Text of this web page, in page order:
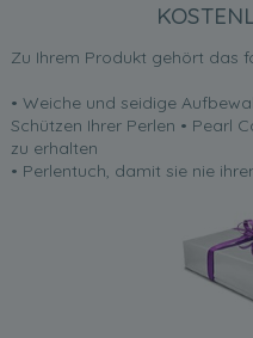
Zu Ihrem Produkt gehört das
• Weiche und seidige
Schützen Ihrer Perlen • Pearl
zu erhalten
• Perlentuch, damit sie nie